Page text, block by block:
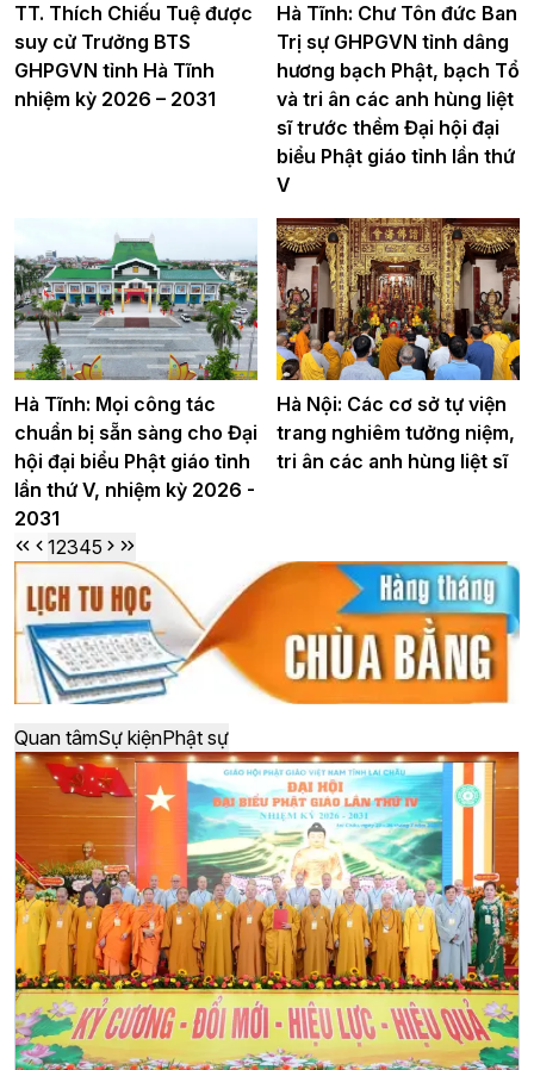
TT. Thích Chiếu Tuệ được
suy cử Trưởng BTS
GHPGVN tỉnh Hà Tĩnh
nhiệm kỳ 2026 – 2031
Hà Tĩnh: Chư Tôn đức Ban
Trị sự GHPGVN tỉnh dâng
hương bạch Phật, bạch Tổ
và tri ân các anh hùng liệt
sĩ trước thềm Đại hội đại
biểu Phật giáo tỉnh lần thứ
V
Hà Tĩnh: Mọi công tác
chuẩn bị sẵn sàng cho Đại
hội đại biểu Phật giáo tỉnh
lần thứ V, nhiệm kỳ 2026 -
2031
Hà Nội: Các cơ sở tự viện
trang nghiêm tưởng niệm,
tri ân các anh hùng liệt sĩ
12345
Quan tâmSự kiệnPhật sự